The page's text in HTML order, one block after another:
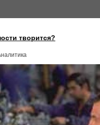
творится?